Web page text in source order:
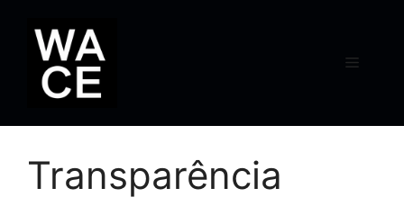
conteúdo
Menu
Transparência